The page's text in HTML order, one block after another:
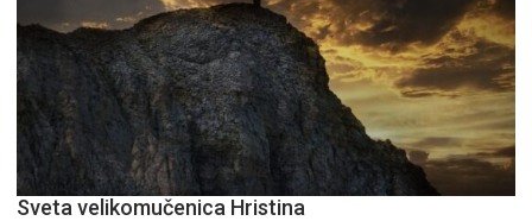
Svеta vеlikоmučеnica Hristina